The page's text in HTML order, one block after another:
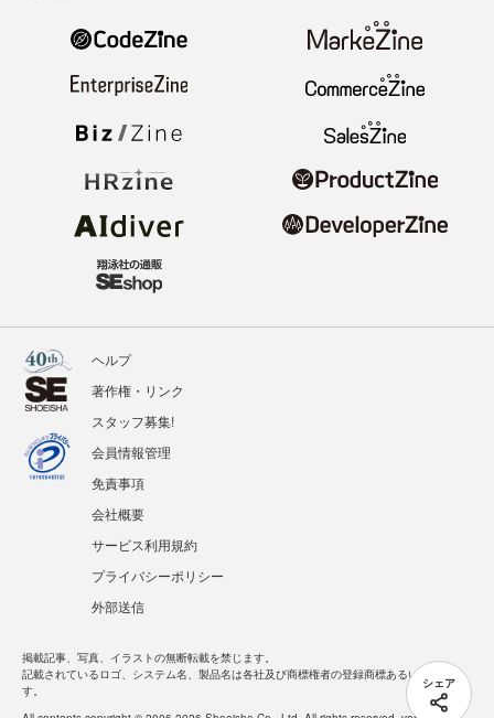
シェア
ヘルプ
著作権・リンク
スタッフ募集!
会員情報管理
免責事項
会社概要
サービス利用規約
プライバシーポリシー
外部送信
掲載記事、写真、イラストの無断転載を禁じます。
記載されているロゴ、システム名、製品名は各社及び商標権者の登録商標あるいは商標で
す。